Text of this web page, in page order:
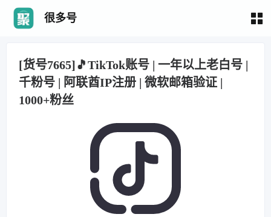
很多号
[货号7665]🎵TikTok账号 | 一年以上老白号 |
千粉号 | 阿联酋IP注册 | 微软邮箱验证 |
1000+粉丝